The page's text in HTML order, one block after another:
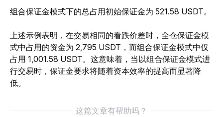
组合保证金模式下的总占用初始保证金为 521.58 USDT。
上述示例表明，在交易相同的看跌价差时，全仓保证金模
式中占用的资金为 2,795 USDT，而组合保证金模式中仅
占用 1,001.58 USDT。这意味着，当以组合保证金模式进
行交易时，保证金要求将随着资本效率的提高而显著降
低。
这篇文章有帮助吗？